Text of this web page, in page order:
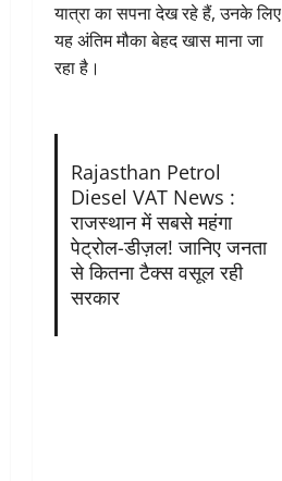
यात्रा का सपना देख रहे हैं, उनके लिए
यह अंतिम मौका बेहद खास माना जा
रहा है।
Rajasthan Petrol
Diesel VAT News :
राजस्थान में सबसे महंगा
पेट्रोल-डीज़ल! जानिए जनता
से कितना टैक्स वसूल रही
सरकार